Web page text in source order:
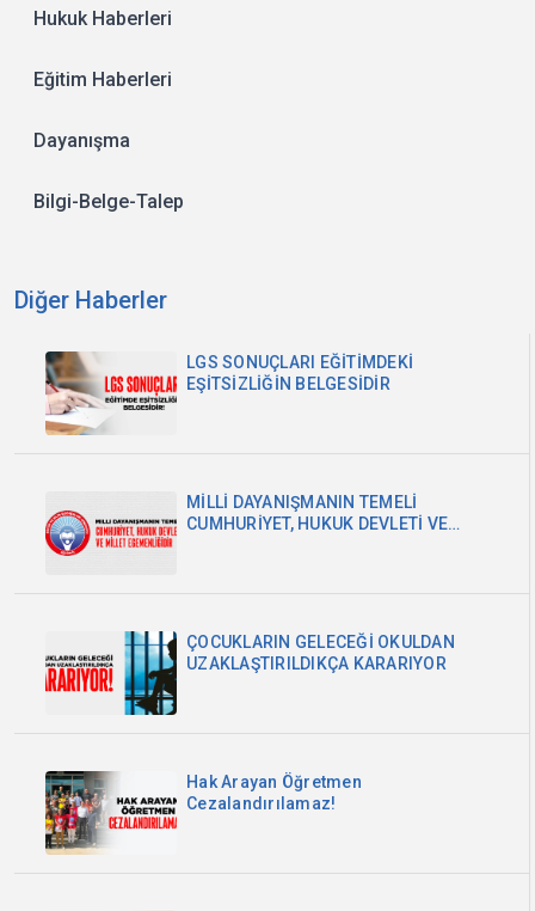
Hukuk Haberleri
Eğitim Haberleri
Dayanışma
Bilgi-Belge-Talep
Diğer Haberler
LGS SONUÇLARI EĞİTİMDEKİ
EŞİTSİZLİĞİN BELGESİDİR
MİLLİ DAYANIŞMANIN TEMELİ
CUMHURİYET, HUKUK DEVLETİ VE
ÇOCUKLARIN GELECEĞİ OKULDAN
UZAKLAŞTIRILDIKÇA KARARIYOR
Hak Arayan Öğretmen
Cezalandırılamaz!